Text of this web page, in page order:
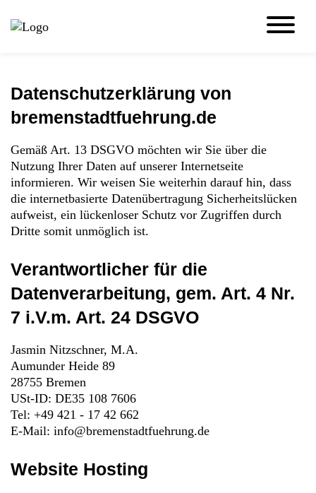
Inhalt
Einstellungen
MENU
Datenschutzerklärung von
bremenstadtfuehrung.de
Gemäß Art. 13 DSGVO möchten wir Sie über die
Nutzung Ihrer Daten auf unserer Internetseite
informieren. Wir weisen Sie weiterhin darauf hin, dass
die internetbasierte Datenübertragung Sicherheitslücken
aufweist, ein lückenloser Schutz vor Zugriffen durch
Dritte somit unmöglich ist.
Verantwortlicher für die
Datenverarbeitung, gem. Art. 4 Nr.
7 i.V.m. Art. 24 DSGVO
Jasmin Nitzschner, M.A.
Aumunder Heide 89
28755 Bremen
USt-ID: DE35 108 7606
Tel: +49 421 - 17 42 662
E-Mail: info@bremenstadtfuehrung.de
Website Hosting